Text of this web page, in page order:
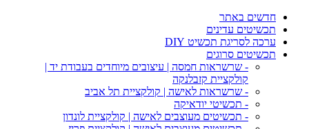
חדשים באתר
תכשיטים עדינים
ערכה לסריגת תכשיט DIY
תכשיטים סרוגים
- שרשראות חמסה | עיצובים מיוחדים בעבודת יד |
קולקציית קזבלנקה
- שרשראות לאישה | קולקציית תל אביב
- תכשיטי יודאיקה
- תכשיטים מעוצבים לאישה | קולקציית לונדון